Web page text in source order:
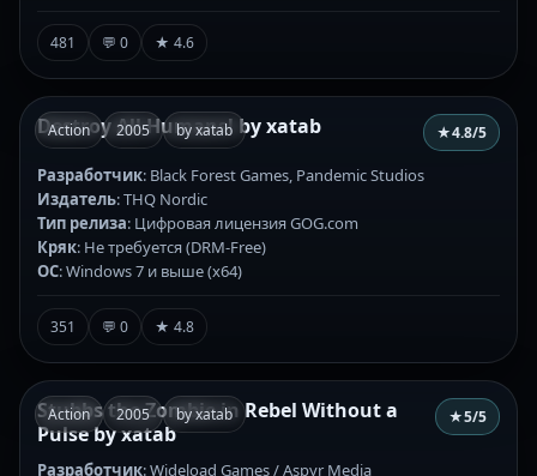
481 💬 0 ★ 4.6
Action 2005 by xatab
Destroy All Humans! by xatab ★4.8/5
Разработчик: Black Forest Games, Pandemic Studios
Издатель: THQ Nordic
Тип релиза: Цифровая лицензия GOG.com
Кряк: Не требуется (DRM-Free)
ОС: Windows 7 и выше (х64)
351 💬 0 ★ 4.8
Action 2005 by xatab
Stubbs the Zombie in Rebel Without a
Pulse by xatab
★5/5
Разработчик: Wideload Games / Aspyr Media